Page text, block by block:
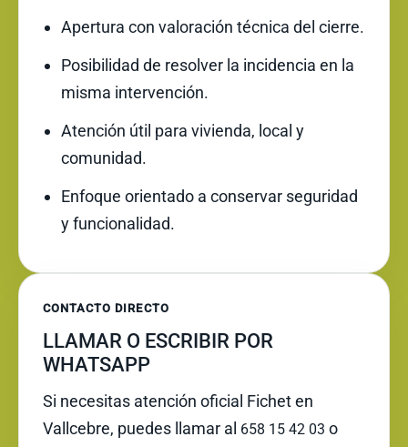
Apertura con valoración técnica del cierre.
Posibilidad de resolver la incidencia en la
misma intervención.
Atención útil para vivienda, local y
comunidad.
Enfoque orientado a conservar seguridad
y funcionalidad.
CONTACTO DIRECTO
LLAMAR O ESCRIBIR POR
WHATSAPP
Si necesitas atención oficial Fichet en
Vallcebre, puedes llamar al 658 15 42 03 o